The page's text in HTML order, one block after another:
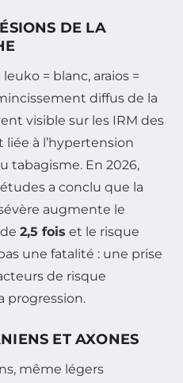
DE LA
leuko = blanc, araios =
diffus de la
visible sur les IRM des
liée à l’hypertension
tabagisme. En 2026,
a conclu que la
augmente le
2,5 fois et le risque
une fatalité : une prise
de risque
progression.
ET AXONES
même légers